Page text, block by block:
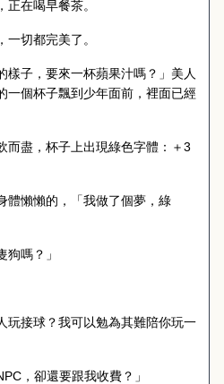
在喝早餐茶。
切都完美了。
子，要來一杯蘋果汁嗎？」美人
一個杯子飄到少年面前，裡面已經
盡，杯子上出現綠色字體：＋3
懶懶的，「我做了個夢，綠
嗎？」
接球？我可以勉為其難陪你玩一
，卻還要跟我收費？」